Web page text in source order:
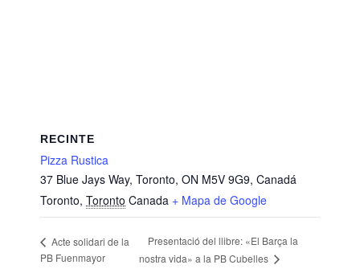
RECINTE
Pizza Rustica
37 Blue Jays Way, Toronto, ON M5V 9G9, Canadá
Toronto, Toronto Canada + Mapa de Google
Acte solidari de la
PB Fuenmayor
Presentació del llibre: «El Barça la
nostra vida» a la PB Cubelles